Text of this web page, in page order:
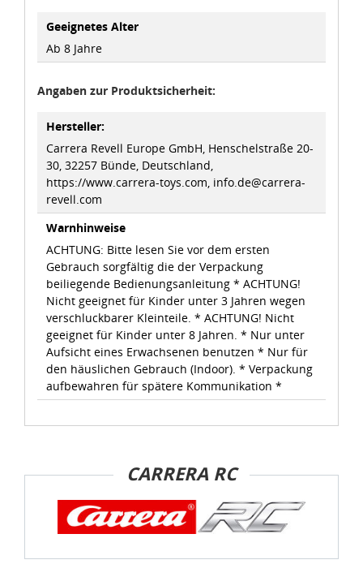
Geeignetes Alter
Ab 8 Jahre
Angaben zur Produktsicherheit:
Hersteller:
Carrera Revell Europe GmbH, Henschelstraße 20-
30, 32257 Bünde, Deutschland,
https://www.carrera-toys.com, info.de@carrera-
revell.com
Warnhinweise
ACHTUNG: Bitte lesen Sie vor dem ersten
Gebrauch sorgfältig die der Verpackung
beiliegende Bedienungsanleitung * ACHTUNG!
Nicht geeignet für Kinder unter 3 Jahren wegen
verschluckbarer Kleinteile. * ACHTUNG! Nicht
geeignet für Kinder unter 8 Jahren. * Nur unter
Aufsicht eines Erwachsenen benutzen * Nur für
den häuslichen Gebrauch (Indoor). * Verpackung
aufbewahren für spätere Kommunikation *
CARRERA RC